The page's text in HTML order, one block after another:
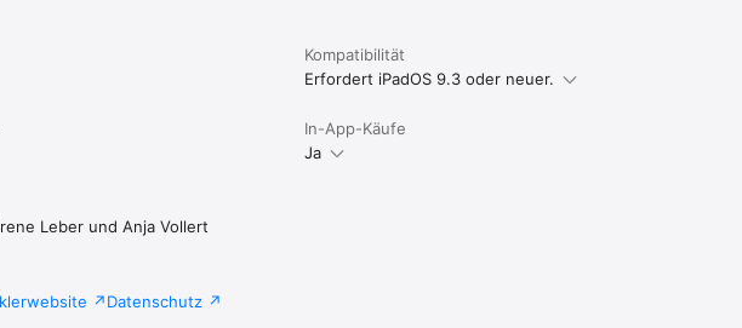
Kompatibilität
Erfordert iPadOS 9.3 oder neuer.
In-App-Käufe
Ja
Leber und Anja Vollert
Datenschutz